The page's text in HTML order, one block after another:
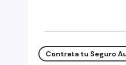
Contrata tu Seguro